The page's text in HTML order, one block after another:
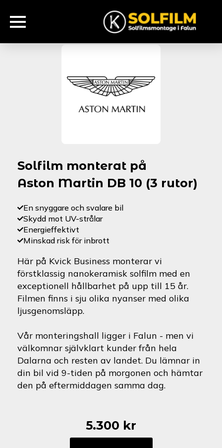
Solfilm monterat på
Aston Martin DB 10 (3 rutor)
En snyggare och svalare bil
Skydd mot UV-strålar
Energieffektivt
Minskad risk för inbrott
Här på Kvick Business monterar vi
förstklassig nanokeramisk solfilm med en
exceptionell hållbarhet på upp till 15 år.
Filmen finns i sju olika nyanser med olika
ljusgenomsläpp.
Vår monteringshall ligger i Falun - men vi
välkomnar självklart kunder från hela
Dalarna och resten av landet. Du lämnar in
din bil vid 9-tiden på morgonen och hämtar
den på eftermiddagen samma dag.
5.300 kr
Aston